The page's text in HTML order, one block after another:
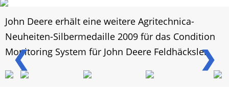
❮ ❯
John Deere erhält eine weitere Agritechnica-
Neuheiten-Silbermedaille 2009 für das Condition
Monitoring System für John Deere Feldhäcksler.